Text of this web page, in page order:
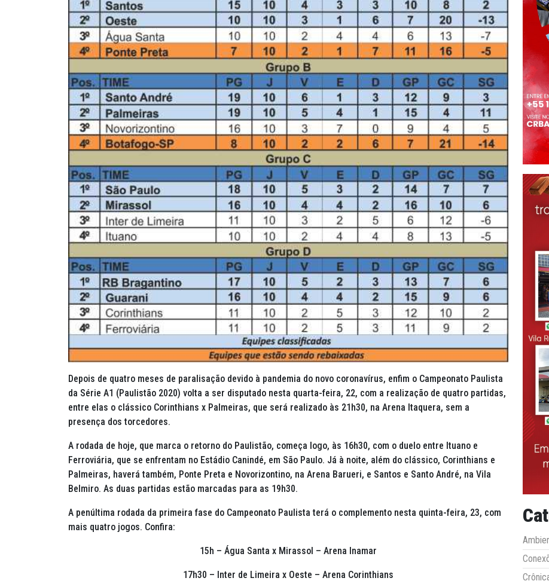
Depois de quatro meses de paralisação devido à pandemia do novo coronavírus, enfim o Campeonato Paulista
da Série A1 (Paulistão 2020) volta a ser disputado nesta quarta-feira, 22, com a realização de quatro partidas,
entre elas o clássico Corinthians x Palmeiras, que será realizado às 21h30, na Arena Itaquera, sem a
presença dos torcedores.
A rodada de hoje, que marca o retorno do Paulistão, começa logo, às 16h30, com o duelo entre Ituano e
Ferroviária, que se enfrentam no Estádio Canindé, em São Paulo. Já à noite, além do clássico, Corinthians e
Palmeiras, haverá também, Ponte Preta e Novorizontino, na Arena Barueri, e Santos e Santo André, na Vila
Belmiro. As duas partidas estão marcadas para as 19h30.
A penúltima rodada da primeira fase do Campeonato Paulista terá o complemento nesta quinta-feira, 23, com
mais quatro jogos. Confira:
15h – Água Santa x Mirassol – Arena Inamar
17h30 – Inter de Limeira x Oeste – Arena Corinthians